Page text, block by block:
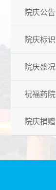
院庆公告
院庆标识
院庆盛况
祝福药院
院庆捐赠